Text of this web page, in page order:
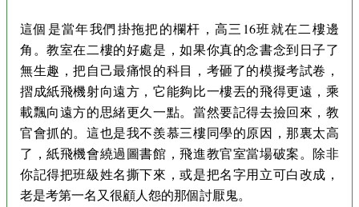
這個是當年我們掛拖把的欄杆，高三16班就在二樓邊
角。教室在二樓的好處是，如果你真的念書念到日子了
無生趣，把自己最痛恨的科目，考砸了的模擬考試卷，
摺成紙飛機射向遠方，它能夠比一樓丟的飛得更遠，乘
載飄向遠方的思緒更久一點。當然要記得去撿回來，教
官會抓的。這也是我不羨慕三樓同學的原因，那裏太高
了，紙飛機會繞過圖書館，飛進教官室當場破案。除非
你記得把班級姓名撕下來，或是把名字用立可白改成，
老是考第一名又很顧人怨的那個討厭鬼。